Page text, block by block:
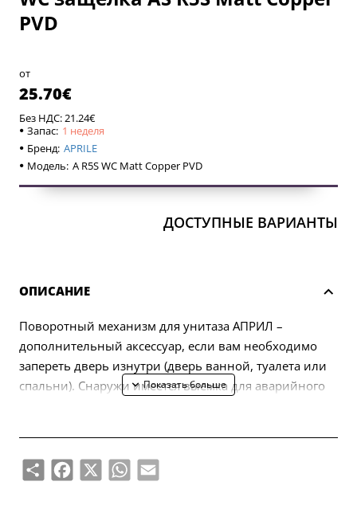
1 неделя
1 неделя
PVD
от
25.70€
Без НДС: 21.24€
Запас: 1 неделя
Бренд: APRILE
Модель: A R5S WC Matt Copper PVD
ДОСТУПНЫЕ ВАРИАНТЫ
ОПИСАНИЕ
Поворотный механизм для унитаза АПРИЛ –
дополнительный аксессуар, если вам необходимо
запереть дверь изнутри (дверь ванной, туалета или
спальни). Снаружи имеется выемка для аварийного
44 мм. Соединительная ось поворотного унитаза
4х4мм (с возможностью сделать 6х6мм с помощью
Share Facebook
X WhatsApp
Email